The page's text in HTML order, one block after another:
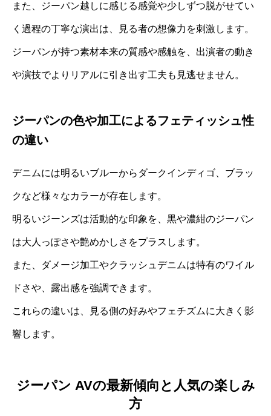
また、ジーパン越しに感じる感覚や少しずつ脱がせてい
く過程の丁寧な演出は、見る者の想像力を刺激します。
ジーパンが持つ素材本来の質感や感触を、出演者の動き
や演技でよりリアルに引き出す工夫も見逃せません。
ジーパンの色や加工によるフェティッシュ性
の違い
デニムには明るいブルーからダークインディゴ、ブラッ
クなど様々なカラーが存在します。
明るいジーンズは活動的な印象を、黒や濃紺のジーパン
は大人っぽさや艶めかしさをプラスします。
また、ダメージ加工やクラッシュデニムは特有のワイル
ドさや、露出感を強調できます。
これらの違いは、見る側の好みやフェチズムに大きく影
響します。
ジーパン AVの最新傾向と人気の楽しみ
方